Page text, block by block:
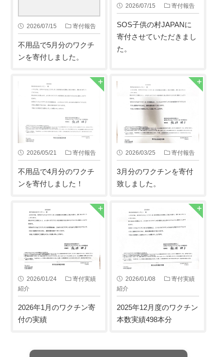
2026/07/15 寄付報告
不用品で5月分のワクチ
ンを寄付しました。
2026/07/15 寄付報告
SOS子供の村JAPANに
寄付させていただきまし
た。
2026/05/21 寄付報告
不用品で4月分のワクチ
ンを寄付しました！
2026/03/25 寄付報告
3月分のワクチンを寄付
致しました。
2026/01/24
寄付実績
紹介
2026年1月のワクチン寄
付の実績
2026/01/08
寄付実績
紹介
2025年12月度のワクチン
本数実績498本分